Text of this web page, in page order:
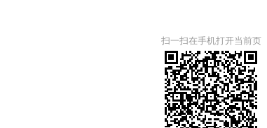
扫一扫在手机打开当前页